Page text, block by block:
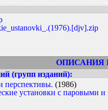
ОПИСАНИЯ
(групп изданий):
перспективы. (1986)
установки с паровыми